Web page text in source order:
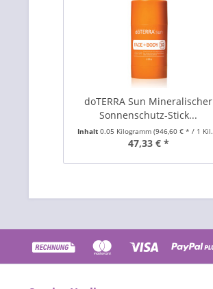
doTERRA Sun Mineralischer
Sonnenschutz-Stick...
Inhalt 0.05 Kilogramm (946,60 € * / 1 Kilogramm)
47,33 € *